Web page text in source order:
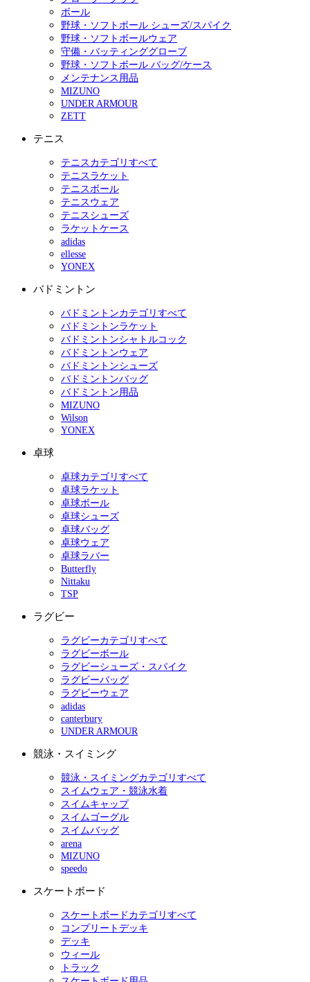
ボール
野球・ソフトボール シューズ/スパイク
野球・ソフトボールウェア
守備・バッティンググローブ
野球・ソフトボール バッグ/ケース
メンテナンス用品
MIZUNO
UNDER ARMOUR
ZETT
テニス
テニスカテゴリすべて
テニスラケット
テニスボール
テニスウェア
テニスシューズ
ラケットケース
adidas
ellesse
YONEX
バドミントン
バドミントンカテゴリすべて
バドミントンラケット
バドミントンシャトルコック
バドミントンウェア
バドミントンシューズ
バドミントンバッグ
バドミントン用品
MIZUNO
Wilson
YONEX
卓球
卓球カテゴリすべて
卓球ラケット
卓球ボール
卓球シューズ
卓球バッグ
卓球ウェア
卓球ラバー
Butterfly
Nittaku
TSP
ラグビー
ラグビーカテゴリすべて
ラグビーボール
ラグビーシューズ・スパイク
ラグビーバッグ
ラグビーウェア
adidas
canterbury
UNDER ARMOUR
競泳・スイミング
競泳・スイミングカテゴリすべて
スイムウェア・競泳水着
スイムキャップ
スイムゴーグル
スイムバッグ
arena
MIZUNO
speedo
スケートボード
スケートボードカテゴリすべて
コンプリートデッキ
デッキ
ウィール
トラック